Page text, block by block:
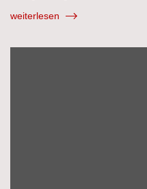
weiterlesen